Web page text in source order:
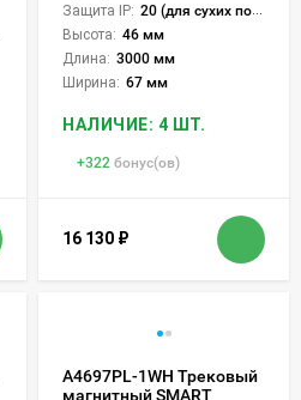
Защита IP: 20 (для сухих пом.)
Высота: 46 мм
Длина: 3000 мм
Ширина: 67 мм
НАЛИЧИЕ: 4 ШТ.
+322 бонус(ов)
16 130 ₽
A4697PL-1WH Трековый
магнитный SMART